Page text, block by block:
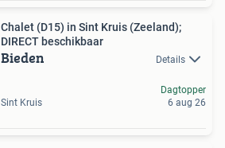
Chalet (D15) in Sint Kruis (Zeeland);
DIRECT beschikbaar
Bieden Details
Sint Kruis
Dagtopper
6 aug 26